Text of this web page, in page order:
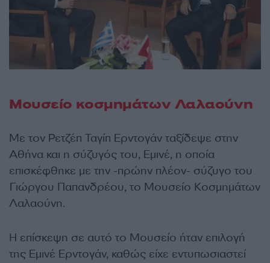
Μουσείο κοσμημάτων Λαλαούνη
Με τον Ρετζέπ Ταγίπ Ερντογάν ταξίδεψε στην
Αθήνα και η σύζυγός του, Εμινέ, η οποία
επισκέφθηκε με την -πρώην πλέον- σύζυγο του
Γιώργου Παπανδρέου, το Μουσείο Κοσμημάτων
Λαλαούνη.
Η επίσκεψη σε αυτό το Μουσείο ήταν επιλογή
της Εμινέ Ερντογάν, καθώς είχε εντυπωσιαστεί